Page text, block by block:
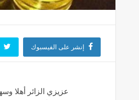
إنشر على الفيسبوك
عزيزي الزائر أهلا